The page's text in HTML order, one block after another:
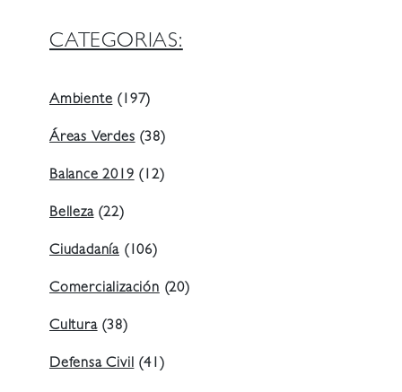
CATEGORIAS:
Ambiente (197)
Áreas Verdes (38)
Balance 2019 (12)
Belleza(22)
Ciudadanía (106)
Comercialización (20)
Cultura(38)
Defensa Civil (41)